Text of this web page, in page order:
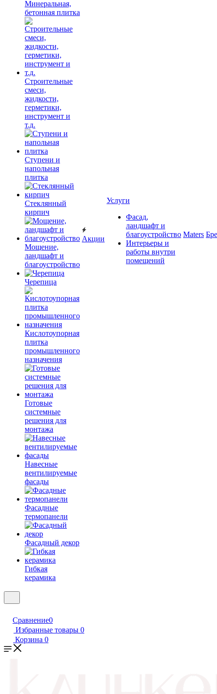
Минеральная,
бетонная плитка
Строительные
смеси,
жидкости,
герметики,
инструмент и
т.д.
Ступени и
напольная
плитка
Cтеклянный
кирпич
Мощение,
ландшафт и
благоустройство
Черепица
Кислотоупорная
плитка
промышленного
назначения
Готовые
системные
решения для
монтажа
Навесные
вентилируемые
фасады
Фасадные
термопанели
Фасадный декор
Гибкая
керамика
Акции
Услуги
Фасад,
ландшафт и
благоустройство
Интерьеры и
работы внутри
помещений
Maters
Сравнение0
Избранные товары 0
Корзина 0